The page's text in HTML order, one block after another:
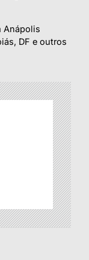
Anápolis
DF e outros